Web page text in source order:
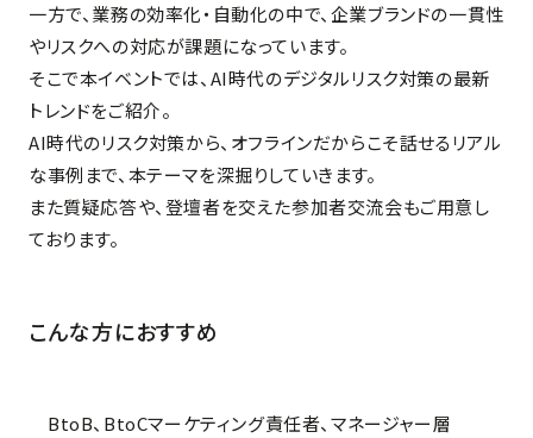
一方で、業務の効率化・自動化の中で、企業ブランドの一貫性
やリスクへの対応が課題になっています。
そこで本イベントでは、AI時代のデジタルリスク対策の最新
トレンドをご紹介。
AI時代のリスク対策から、オフラインだからこそ話せるリアル
な事例まで、本テーマを深掘りしていきます。
また質疑応答や、登壇者を交えた参加者交流会もご用意し
ております。
こんな方におすすめ
BtoB、BtoCマーケティング責任者、マネージャー層